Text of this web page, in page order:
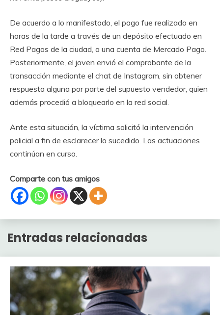
De acuerdo a lo manifestado, el pago fue realizado en
horas de la tarde a través de un depósito efectuado en
Red Pagos de la ciudad, a una cuenta de Mercado Pago.
Posteriormente, el joven envió el comprobante de la
transacción mediante el chat de Instagram, sin obtener
respuesta alguna por parte del supuesto vendedor, quien
además procedió a bloquearlo en la red social.
Ante esta situación, la víctima solicitó la intervención
policial a fin de esclarecer lo sucedido. Las actuaciones
continúan en curso.
Comparte con tus amigos
Entradas relacionadas